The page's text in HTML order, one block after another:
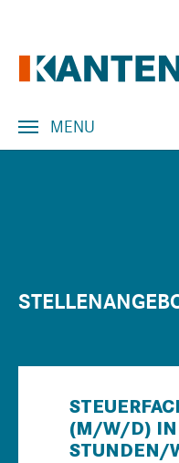
MENU
(M/W/D) IN
STUNDEN/